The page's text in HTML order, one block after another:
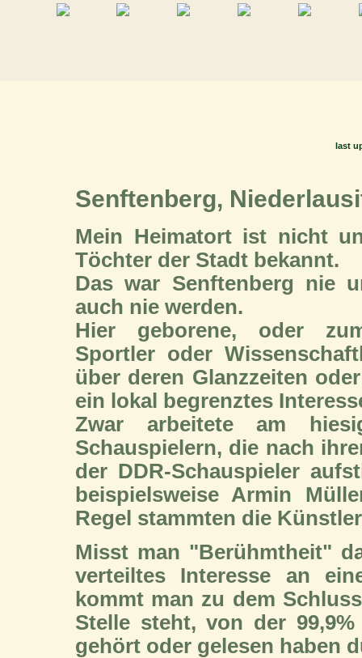
last
Senftenberg,
Mein Heimatort ist nicht
Töchter der Stadt bekannt.
Das war Senftenberg nie
auch nie werden.
Hier geborene, oder
Sportler oder
über deren Glanzzeiten
ein lokal begrenztes
Zwar arbeitete am
Schauspielern, die nach
der DDR-Schauspieler
beispielsweise Armin
Regel stammten die
Misst man "Berühmtheit"
verteiltes Interesse an
kommt man zu dem
Stelle steht, von der
gehört oder gelesen haben